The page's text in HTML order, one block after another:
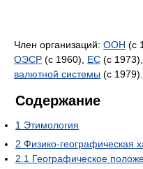
Член организаций: ООН (с
ОЭСР (с 1960), ЕС (с 1973),
валютной системы (с 1979).
Содержание
1 Этимология
2 Физико-географическая
2.1 Географическое